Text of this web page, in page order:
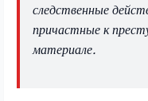
следственные
причастные к
материале.